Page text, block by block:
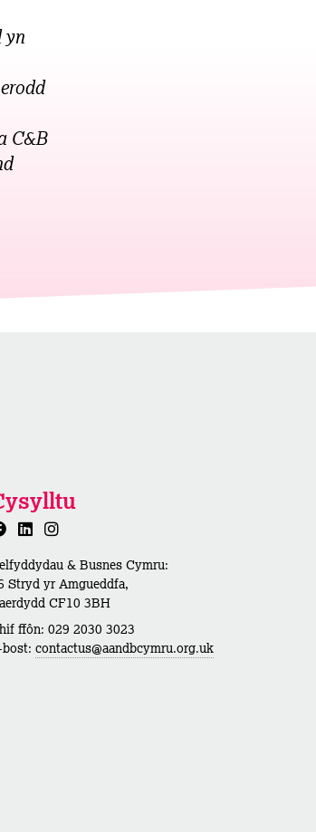
yn
C&B
& Busnes Cymru:
Stryd yr Amgueddfa,
CF10 3BH
ffôn: 029 2030 3023
contactus@aandbcymru.org.uk